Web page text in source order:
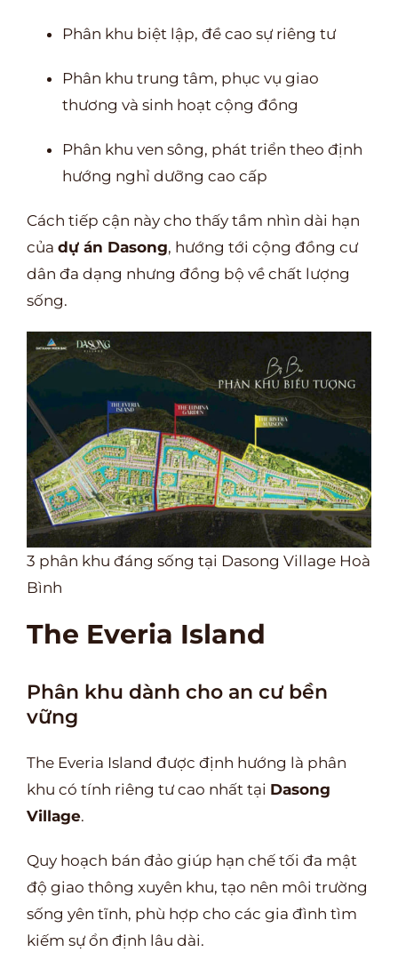
Phân khu biệt lập, đề cao sự riêng tư
Phân khu trung tâm, phục vụ giao
thương và sinh hoạt cộng đồng
Phân khu ven sông, phát triển theo định
hướng nghỉ dưỡng cao cấp
Cách tiếp cận này cho thấy tầm nhìn dài hạn
của dự án Dasong, hướng tới cộng đồng cư
dân đa dạng nhưng đồng bộ về chất lượng
sống.
3 phân khu đáng sống tại Dasong Village Hoà
Bình
The Everia Island
Phân khu dành cho an cư bền
vững
The Everia Island được định hướng là phân
khu có tính riêng tư cao nhất tại Dasong
Village.
Quy hoạch bán đảo giúp hạn chế tối đa mật
độ giao thông xuyên khu, tạo nên môi trường
sống yên tĩnh, phù hợp cho các gia đình tìm
kiếm sự ổn định lâu dài.